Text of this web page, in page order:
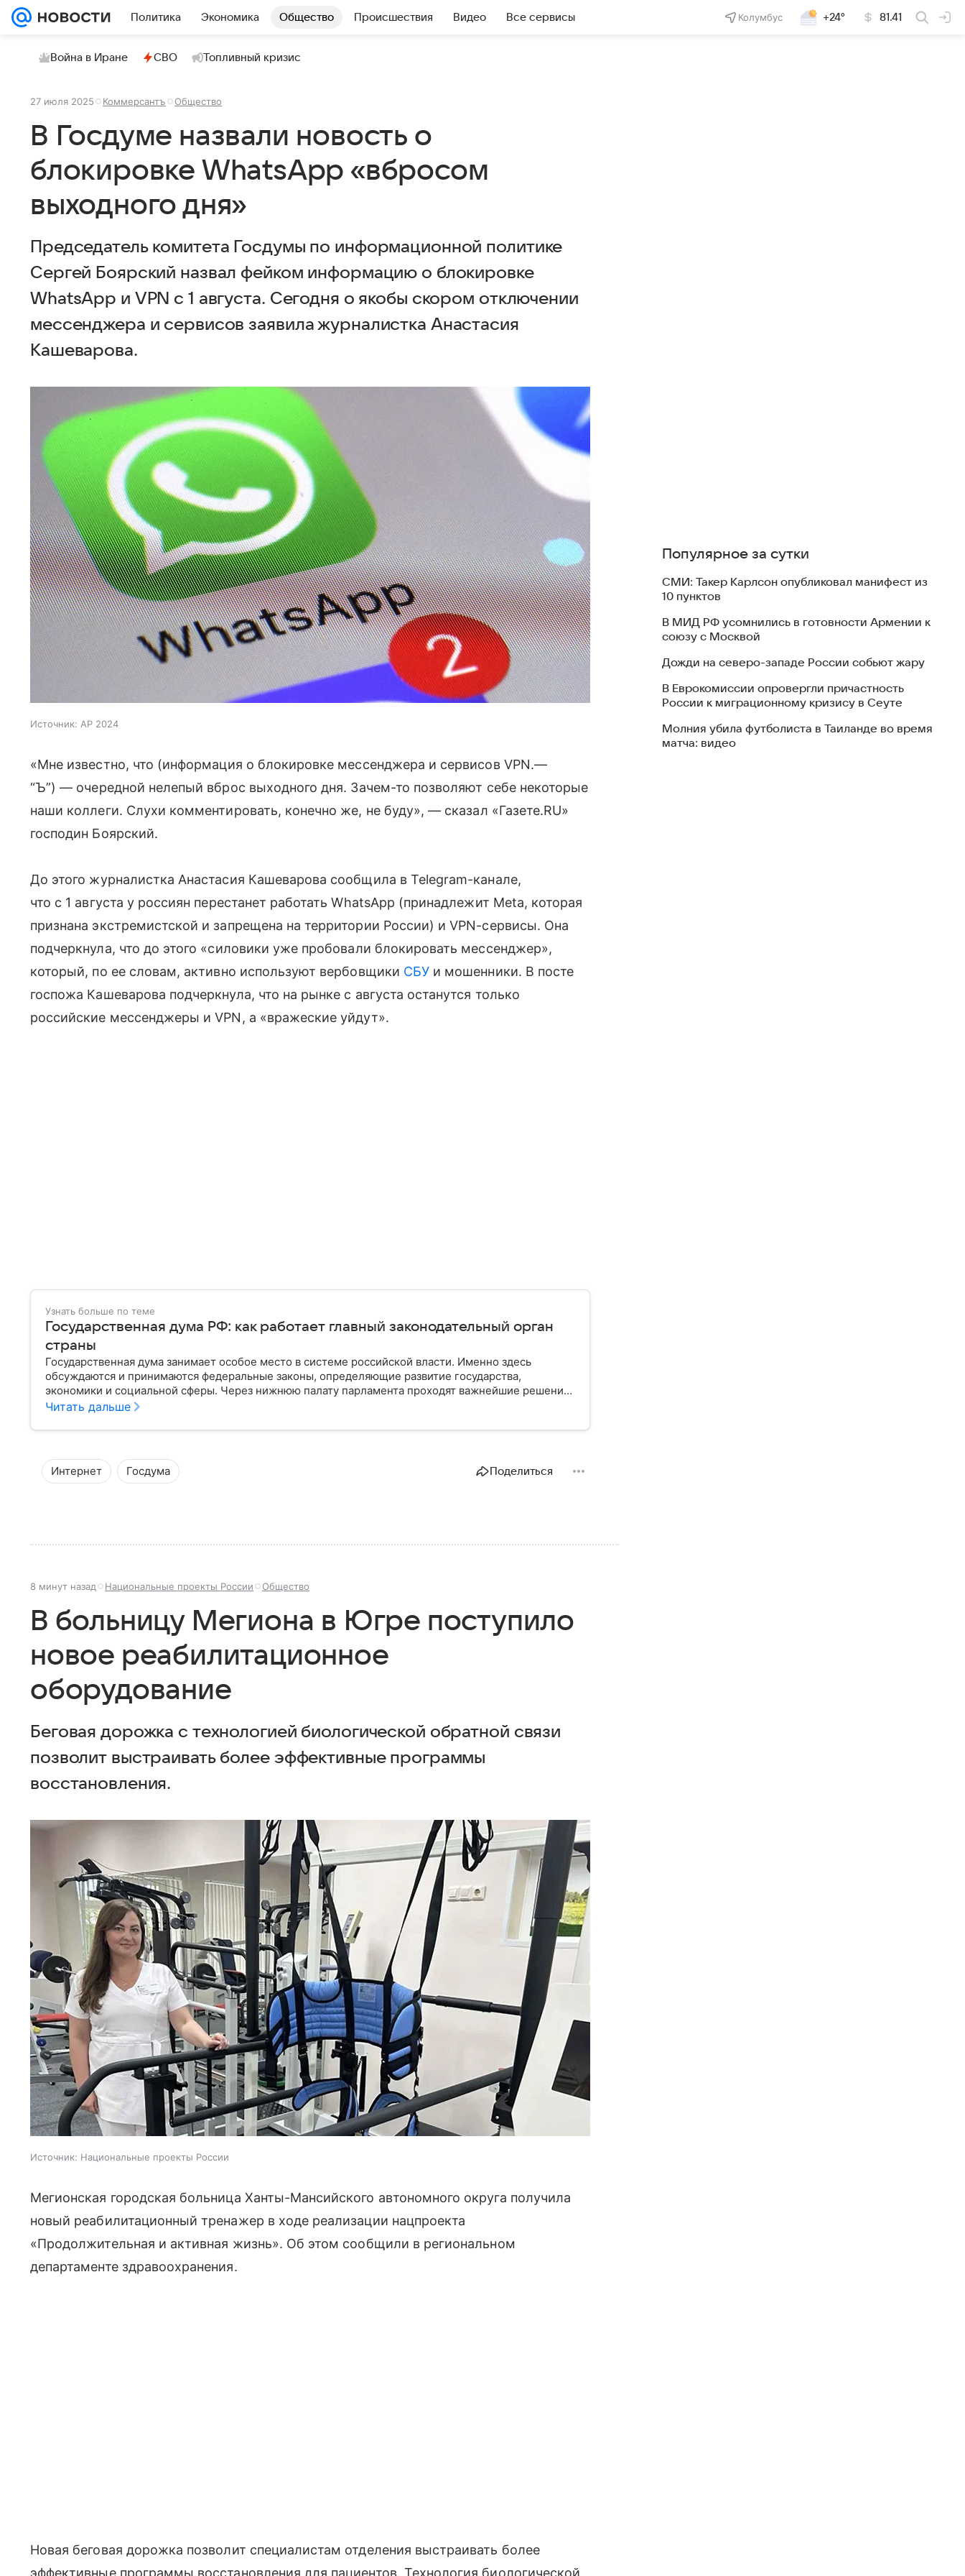
Политика Экономика Общество Происшествия Видео Все сервисы Колумбус +24° 81.41
Война в Иране СВО Топливный кризис
27 июля 2025 Коммерсантъ Общество
В Госдуме назвали новость о
блокировке WhatsApp «вбросом
выходного дня»
Председатель комитета Госдумы по информационной политике
Сергей Боярский назвал фейком информацию о блокировке
WhatsApp и VPN с 1 августа. Сегодня о якобы скором отключении
мессенджера и сервисов заявила журналистка Анастасия
Кашеварова.
Источник: AP 2024
«Мне известно, что (информация о блокировке мессенджера и сервисов VPN.—
“Ъ”) — очередной нелепый вброс выходного дня. Зачем-то позволяют себе некоторые
наши коллеги. Слухи комментировать, конечно же, не буду», — сказал «Газете.RU»
господин Боярский.
До этого журналистка Анастасия Кашеварова сообщила в Telegram-канале,
что с 1 августа у россиян перестанет работать WhatsApp (принадлежит Meta, которая
признана экстремистской и запрещена на территории России) и VPN-сервисы. Она
подчеркнула, что до этого «силовики уже пробовали блокировать мессенджер»,
который, по ее словам, активно используют вербовщики СБУ и мошенники. В посте
госпожа Кашеварова подчеркнула, что на рынке с августа останутся только
российские мессенджеры и VPN, а «вражеские уйдут».
Узнать больше по теме
Государственная дума РФ: как работает главный законодательный орган
страны
Государственная дума занимает особое место в системе российской власти. Именно здесь
обсуждаются и принимаются федеральные законы, определяющие развитие государства,
экономики и социальной сферы. Через нижнюю палату парламента проходят важнейшие решения,
затрагивающие жизнь миллионов граждан. Разбираемся, как устроена Госдума, какие полномочия
Читать дальше
Интернет Госдума Поделиться
8 минут назад Национальные проекты России Общество
В больницу Мегиона в Югре поступило
новое реабилитационное
оборудование
Беговая дорожка с технологией биологической обратной связи
позволит выстраивать более эффективные программы
восстановления.
Источник: Национальные проекты России
Мегионская городская больница Ханты-Мансийского автономного округа получила
новый реабилитационный тренажер в ходе реализации нацпроекта
«Продолжительная и активная жизнь». Об этом сообщили в региональном
департаменте здравоохранения.
Новая беговая дорожка позволит специалистам отделения выстраивать более
эффективные программы восстановления для пациентов. Технология биологической
Популярное за сутки
СМИ: Такер Карлсон опубликовал манифест из
10 пунктов
В МИД РФ усомнились в готовности Армении к
союзу с Москвой
Дожди на северо-западе России собьют жару
В Еврокомиссии опровергли причастность
России к миграционному кризису в Сеуте
Молния убила футболиста в Таиланде во время
матча: видео